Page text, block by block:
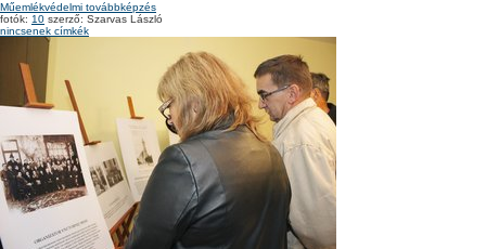
Műemlékvédelmi továbbképzés
fotók: 10 szerző: Szarvas László
nincsenek címkék